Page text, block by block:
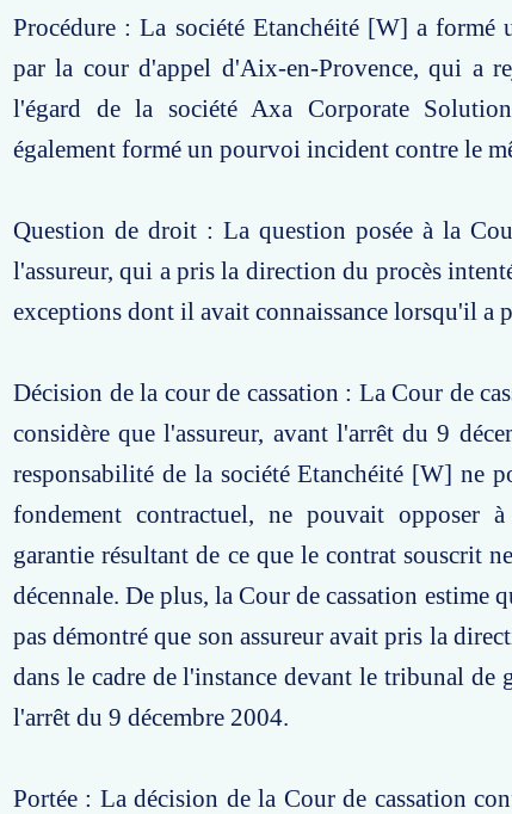
Procédure : La société Etanchéité [W] a
par la cour d'appel d'Aix-en-Provence, qui a
l'égard de la société Axa Corporate
également formé un pourvoi incident contre le
Question de droit : La question posée à la
l'assureur, qui a pris la direction du procès
exceptions dont il avait connaissance lorsqu'il a
Décision de la cour de cassation : La Cour de
considère que l'assureur, avant l'arrêt du 9
responsabilité de la société Etanchéité [W] ne
fondement contractuel, ne pouvait opposer
garantie résultant de ce que le contrat souscrit
décennale. De plus, la Cour de cassation estime
pas démontré que son assureur avait pris la
dans le cadre de l'instance devant le tribunal de
l'arrêt du 9 décembre 2004.
Portée : La décision de la Cour de cassation